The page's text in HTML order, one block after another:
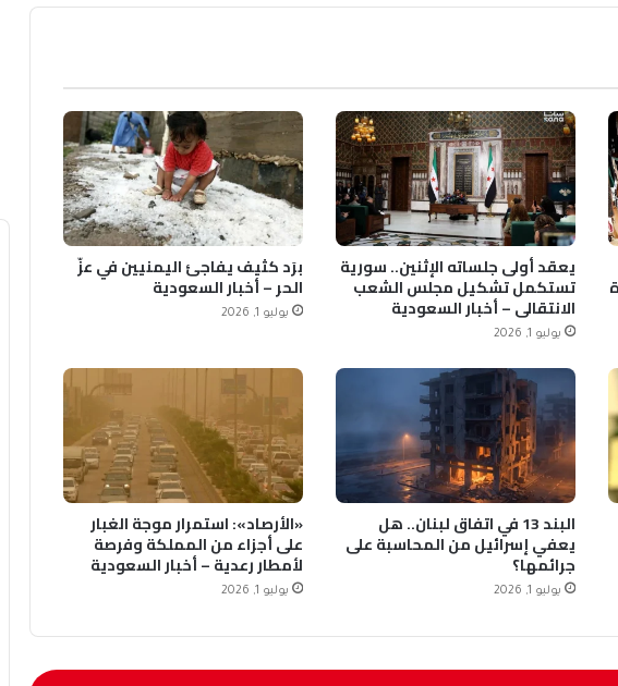
يعقد أولى جلساته الإثنين.. سورية
تستكمل تشكيل مجلس الشعب
الانتقالي – أخبار السعودية
يوليو 1, 2026
برَد كثيف يفاجئ اليمنيين في عزّ
الحر – أخبار السعودية
يوليو 1, 2026
البند 13 في اتفاق لبنان.. هل
يعفي إسرائيل من المحاسبة على
جرائمها؟
يوليو 1, 2026
«الأرصاد»: استمرار موجة الغبار
على أجزاء من المملكة وفرصة
لأمطار رعدية – أخبار السعودية
يوليو 1, 2026